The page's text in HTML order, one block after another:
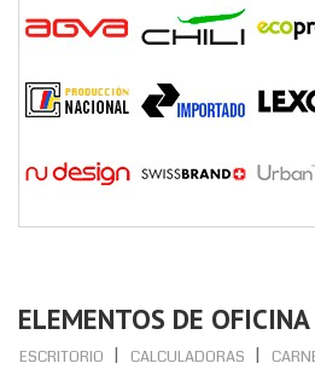
ELEMENTOS DE OFICINA
ESCRITORIO CALCULADORAS